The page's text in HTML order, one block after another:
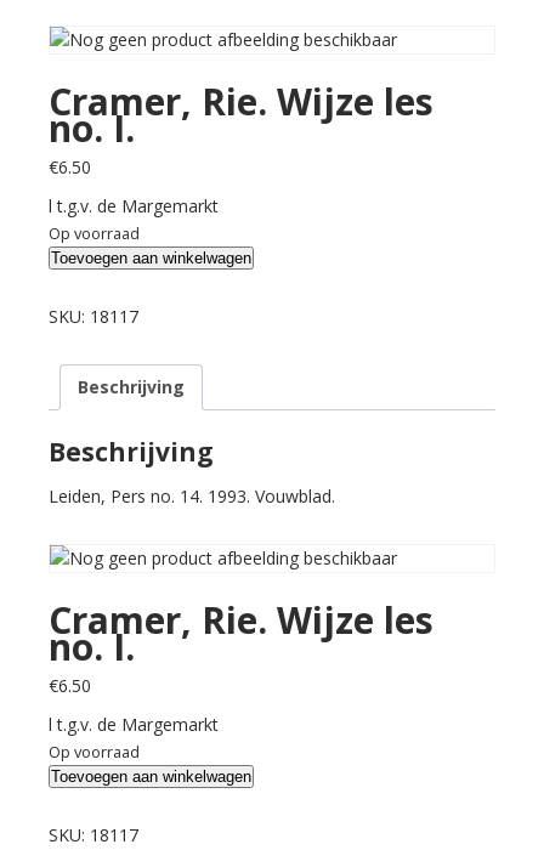
Cramer, Rie. Wijze les
no. I.
€6.50
l t.g.v. de Margemarkt
Op voorraad
Cramer,
Wijze
no.
aantal
Toevoegen aan winkelwagen
SKU: 18117
Beschrijving
Beschrijving
Leiden, Pers no. 14. 1993. Vouwblad.
Cramer, Rie. Wijze les
no. I.
€6.50
l t.g.v. de Margemarkt
Op voorraad
Cramer,
Wijze
Toevoegen aan winkelwagen
SKU: 18117